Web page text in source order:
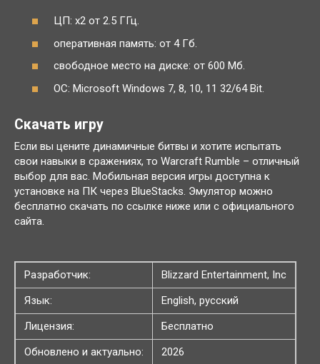
ЦП: x2 от 2.5 ГГц.
оперативная память: от 4 Гб.
свободное место на диске: от 600 Мб.
ОС: Microsoft Windows 7, 8, 10, 11 32/64 Bit.
Скачать игру
Если вы цените динамичные битвы и хотите испытать
свои навыки в сражениях, то Warcraft Rumble – отличный
выбор для вас. Мобильная версия игры доступна к
установке на ПК через BlueStacks. Эмулятор можно
бесплатно скачать по ссылке ниже или с официального
сайта.
Разработчик:
Blizzard Entertainment, Inc
Язык:
English, русский
Лицензия:
Бесплатно
Обновлено и актуально:
2026